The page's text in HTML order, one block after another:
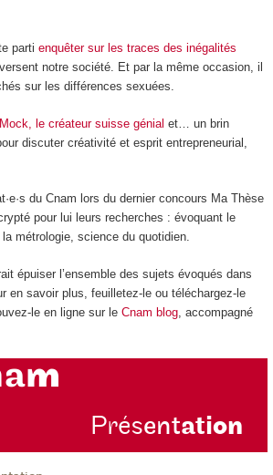
parti enquêter sur les traces des inégalités
notre société. Et par la même occasion, il
sur les différences sexuées.
le créateur suisse génial et… un brin
discuter créativité et esprit entrepreneurial,
du Cnam lors du dernier concours Ma Thèse
pour lui leurs recherches : évoquant le
métrologie, science du quotidien.
épuiser l’ensemble des sujets évoqués dans
en savoir plus, feuilletez-le ou téléchargez-le
le en ligne sur le Cnam blog, accompagné